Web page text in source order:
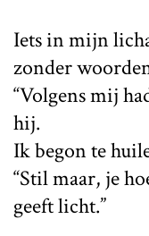
Iets in mijn
zonder
“Volgens mij
hij.
Ik begon te
“Stil maar, je
geeft licht.”